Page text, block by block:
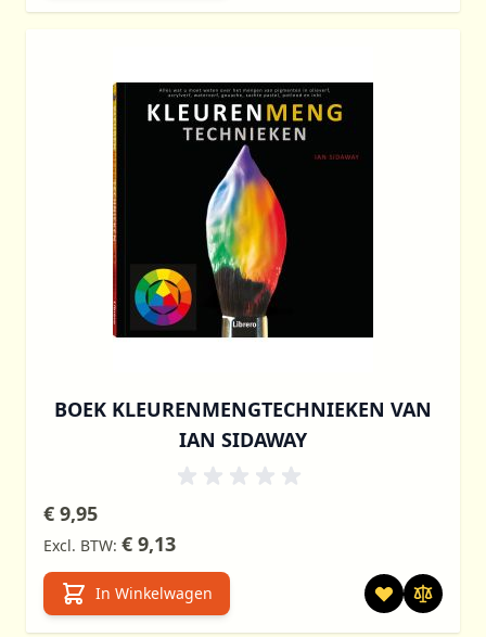
BOEK KLEURENMENGTECHNIEKEN VAN
IAN SIDAWAY
€ 9,95
€ 9,13
In Winkelwagen